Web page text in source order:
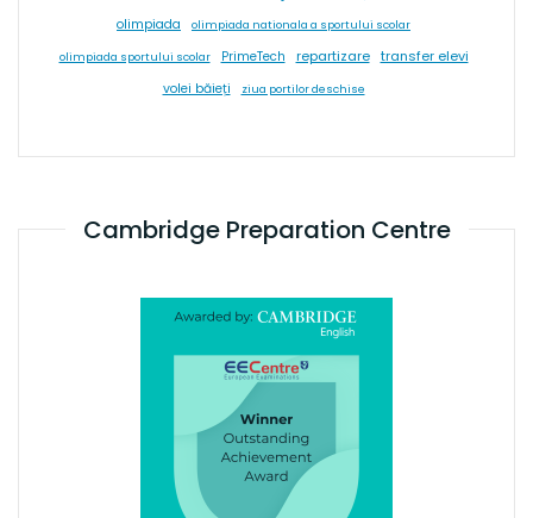
olimpiada
olimpiada nationala a sportului scolar
olimpiada sportului scolar PrimeTech repartizare transfer elevi
volei băieți ziua portilor deschise
Cambridge Preparation Centre